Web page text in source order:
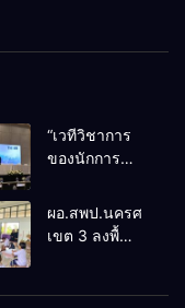
“เวทีวิชาการ
ของนักการ
ThaiCER
International
ผอ.สพป.นครศรีธรร
เขต 3 ลงพื้นที่